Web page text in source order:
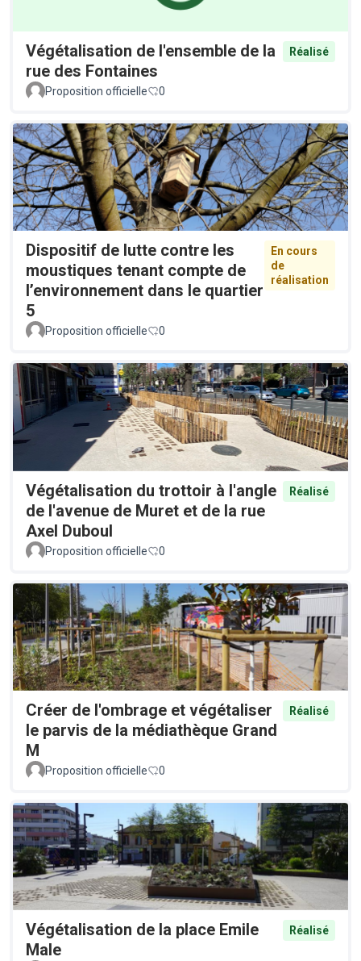
Végétalisation de l'ensemble de la
rue des Fontaines
Réalisé
Proposition officielle 0
Dispositif de lutte contre les
moustiques tenant compte de
l’environnement dans le quartier
5
En cours
de
réalisation
Proposition officielle 0
Végétalisation du trottoir à l'angle
de l'avenue de Muret et de la rue
Axel Duboul
Réalisé
Proposition officielle 0
Créer de l'ombrage et végétaliser
le parvis de la médiathèque Grand
M
Réalisé
Proposition officielle 0
Végétalisation de la place Emile
Male
Réalisé